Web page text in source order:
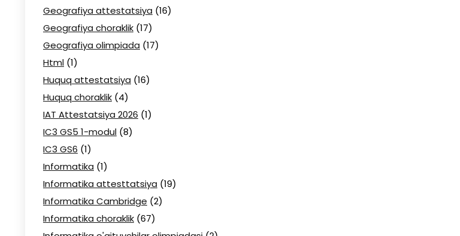
Geografiya attestatsiya (16)
Geografiya choraklik (17)
Geografiya olimpiada (17)
Html (1)
Huquq attestatsiya (16)
Huquq choraklik (4)
IAT Attestatsiya 2026 (1)
IC3 GS5 1-modul (8)
IC3 GS6 (1)
Informatika (1)
Informatika attesttatsiya (19)
Informatika Cambridge (2)
Informatika choraklik (67)